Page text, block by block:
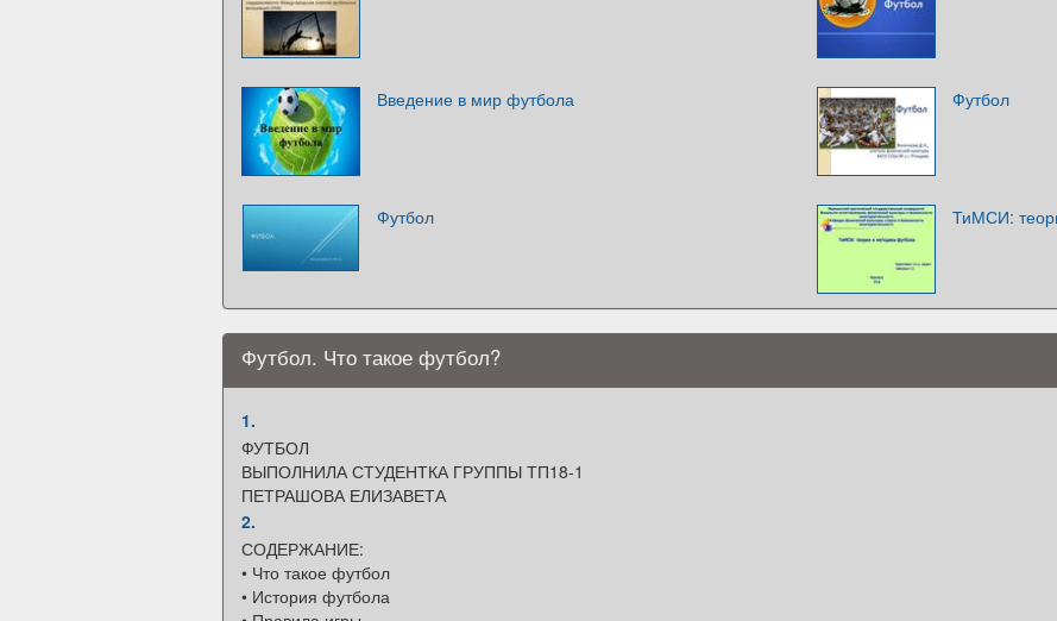
Введение в мир футбола Футбол
Футбол ТиМСИ:
Футбол. Что такое футбол?
1.
ФУТБОЛ
ВЫПОЛНИЛА СТУДЕНТКА ГРУППЫ ТП18-1
ПЕТРАШОВА ЕЛИЗАВЕТА
2.
СОДЕРЖАНИЕ:
• Что такое футбол
• История футбола